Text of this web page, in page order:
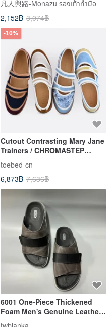
凡人與路-Monazu รองเท้าทำมือ
2,152฿ 3,074฿
-10%
Cutout Contrasting Mary Jane
Trainers / CHROMASTEP
Athletic Birkenstocks /
Spanish Casual Versatile Style
toebed-cn
6,873฿ 7,636฿
6001 One-Piece Thickened
Foam Men's Genuine Leather
Sport Slipper, Made in Taiwan,